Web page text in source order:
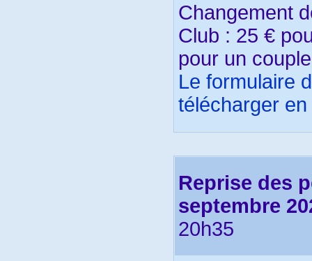
Changement
Club : 25 €
pour un
Le formulaire
télécharger
Reprise des
septembre
20h35